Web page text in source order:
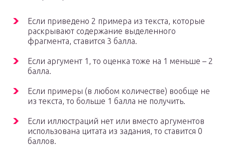
Если приведено 2 примера из текста, которые
раскрывают содержание выделенного
фрагмента, ставится 3 балла.
Если аргумент 1, то оценка тоже на 1 меньше – 2
балла.
Если примеры (в любом количестве) вообще не
из текста, то больше 1 балла не получить.
Если иллюстраций нет или вместо аргументов
использована цитата из задания, то ставится 0
баллов.